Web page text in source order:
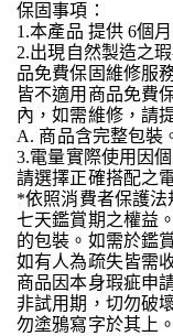
保固事項：
1.本產品 提供 6個
2.出現自然製造之
品免費保固維修服
皆不適用商品免費
內，如需維修，請
A. 商品含完整包裝
3.電量實際使用因
請選擇正確搭配之
*依照消費者保護法
七天鑑賞期之權益
的包裝。如需於鑑
如有人為疏失皆需
商品因本身瑕疵申
非試用期，切勿破
勿塗鴉寫字於其上。